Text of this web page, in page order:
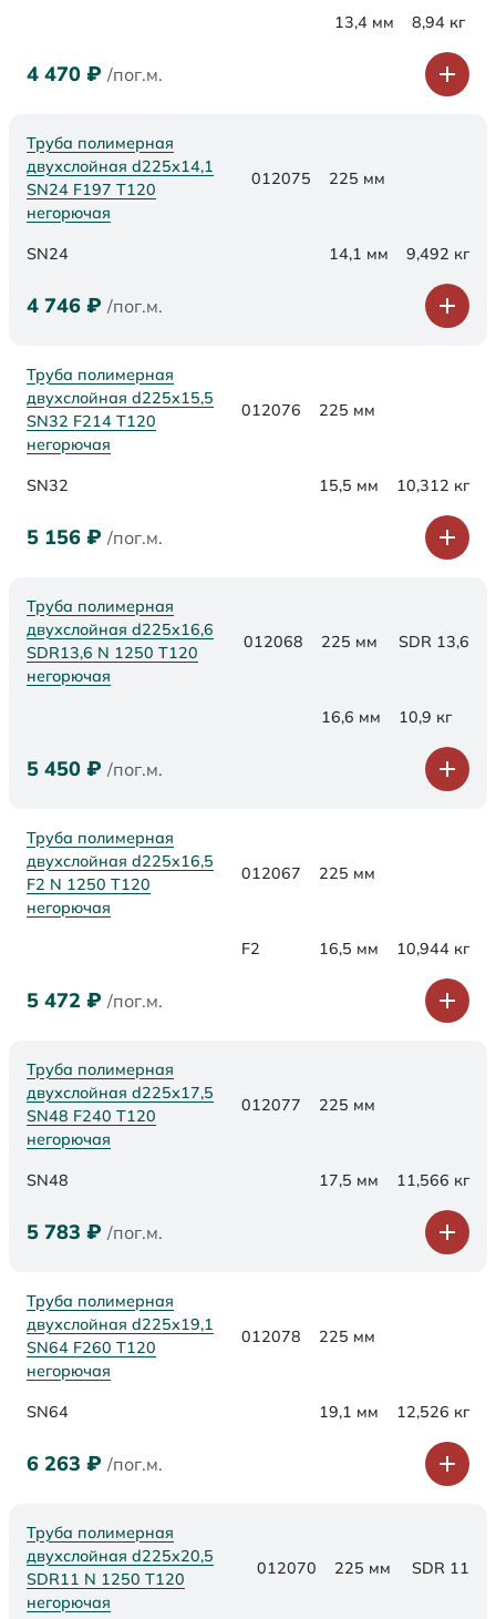
13,4 мм 8,94 кг
4 470 ₽ /пог.м.
Труба полимерная
двухслойная d225х14,1
SN24 F197 Т120
негорючая
012075 225 мм
SN24 14,1 мм 9,492 кг
4 746 ₽ /пог.м.
Труба полимерная
двухслойная d225х15,5
SN32 F214 Т120
негорючая
012076 225 мм
SN32 15,5 мм 10,312 кг
5 156 ₽ /пог.м.
Труба полимерная
двухслойная d225x16,6
SDR13,6 N 1250 Т120
негорючая
012068 225 мм SDR 13,6
16,6 мм 10,9 кг
5 450 ₽ /пог.м.
Труба полимерная
двухслойная d225x16,5
F2 N 1250 Т120
негорючая
012067 225 мм
F2 16,5 мм 10,944 кг
5 472 ₽ /пог.м.
Труба полимерная
двухслойная d225х17,5
SN48 F240 Т120
негорючая
012077 225 мм
SN48 17,5 мм 11,566 кг
5 783 ₽ /пог.м.
Труба полимерная
двухслойная d225х19,1
SN64 F260 Т120
негорючая
012078 225 мм
SN64 19,1 мм 12,526 кг
6 263 ₽ /пог.м.
Труба полимерная
двухслойная d225x20,5
SDR11 N 1250 Т120
негорючая
012070 225 мм SDR 11